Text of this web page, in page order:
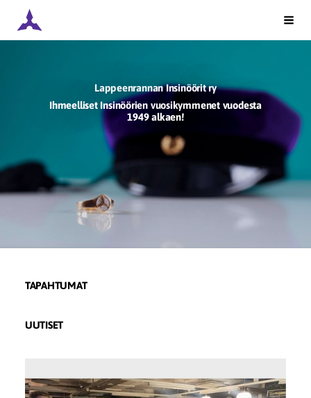
Siirry
sivun
Lappeenrannan Insinöörit ry
Lappeenrannan Insinöörit ry
Ihmeelliset Insinöörien vuosikymmenet vuodesta
1949 alkaen!
TAPAHTUMAT
UUTISET